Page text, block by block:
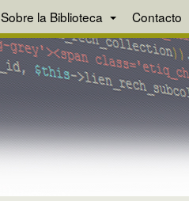
Sobre la Biblioteca Contacto